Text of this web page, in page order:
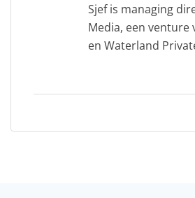
Sjef is managing
Media, een venture
en Waterland